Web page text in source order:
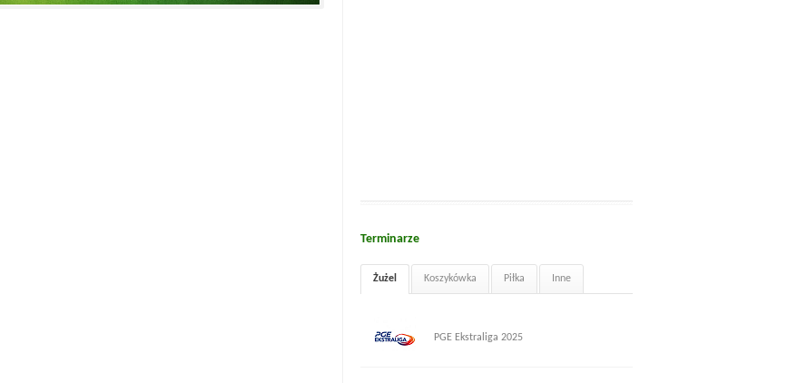
Terminarze
Żużel Koszykówka Piłka Inne
PGE Ekstraliga 2025